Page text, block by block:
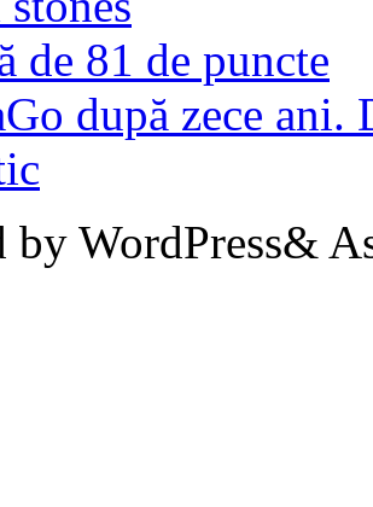
de 81 de puncte
după zece ani.
by WordPress&